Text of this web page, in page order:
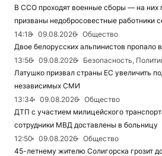
В ССО проходят военные сборы — на них
призваны недобросовестные работники
14:18
09.08.2026
Общество
Двое белорусских альпинистов пропало
13:56
09.08.2026
Безопасность,
Латушко призвал страны ЕС увеличить
независимых СМИ
13:34
09.08.2026
Общество
ДТП с участием милицейского
сотрудники МВД доставлены в больницу
12:50
09.08.2026
Общество
45-летнему жителю Солигорска грозит